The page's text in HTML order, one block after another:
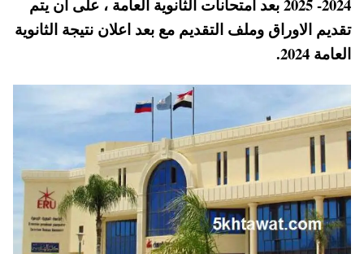
2024- 2025 بعد امتحانات الثانوية العامة ، على أن يتم
تقديم الاوراق وملف التقديم مع بعد اعلان نتيجة الثانوية
العامة 2024.